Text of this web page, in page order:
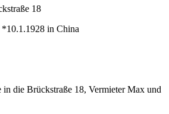
18
in China
die Brückstraße 18, Vermieter Max und